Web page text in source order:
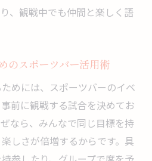
快適な雰囲気を楽しむコツ
びで注目したい内装と設備
ーツバーで過ごす特別な時
SNS映えする過ごし方の提
、観戦中でも仲間と楽しく語
のスポーツバー活用術
めには、スポーツバーのイベ
前に観戦する試合を決めてお
なら、みんなで同じ目標を持
しさが倍増するからです。具